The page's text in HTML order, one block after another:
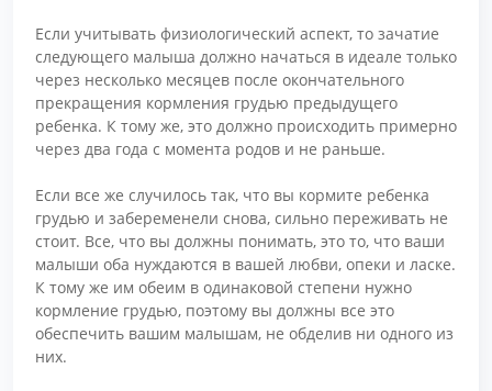
Если учитывать физиологический аспект, то зачатие
следующего малыша должно начаться в идеале только
через несколько месяцев после окончательного
прекращения кормления грудью предыдущего
ребенка. К тому же, это должно происходить примерно
через два года с момента родов и не раньше.
Если все же случилось так, что вы кормите ребенка
грудью и забеременели снова, сильно переживать не
стоит. Все, что вы должны понимать, это то, что ваши
малыши оба нуждаются в вашей любви, опеки и ласке.
К тому же им обеим в одинаковой степени нужно
кормление грудью, поэтому вы должны все это
обеспечить вашим малышам, не обделив ни одного из
них.